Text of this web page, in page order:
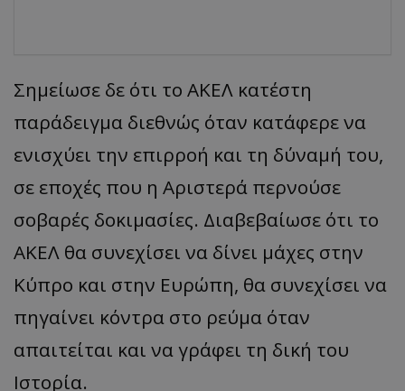
Σημείωσε δε ότι το ΑΚΕΛ κατέστη
παράδειγμα διεθνώς όταν κατάφερε να
ενισχύει την επιρροή και τη δύναμή του,
σε εποχές που η Αριστερά περνούσε
σοβαρές δοκιμασίες. Διαβεβαίωσε ότι το
ΑΚΕΛ θα συνεχίσει να δίνει μάχες στην
Κύπρο και στην Ευρώπη, θα συνεχίσει να
πηγαίνει κόντρα στο ρεύμα όταν
απαιτείται και να γράφει τη δική του
Ιστορία.